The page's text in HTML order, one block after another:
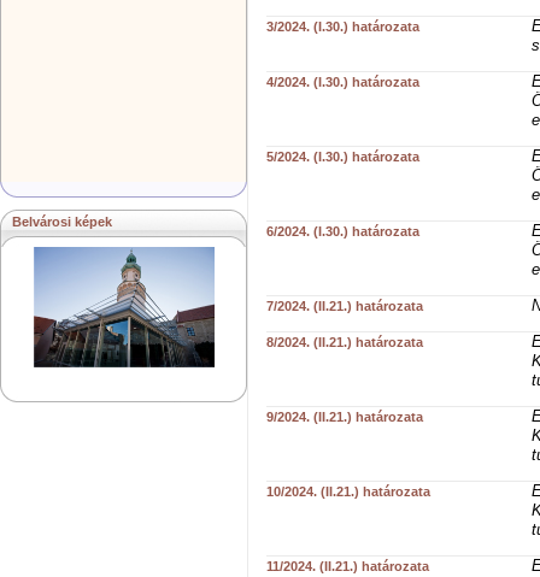
Belvárosi képek
3/2024. (I.30.) határozata
4/2024. (I.30.) határozata
5/2024. (I.30.) határozata
6/2024. (I.30.) határozata
7/2024. (II.21.) határozata
8/2024. (II.21.) határozata
9/2024. (II.21.) határozata
10/2024. (II.21.) határozata
11/2024. (II.21.) határozata